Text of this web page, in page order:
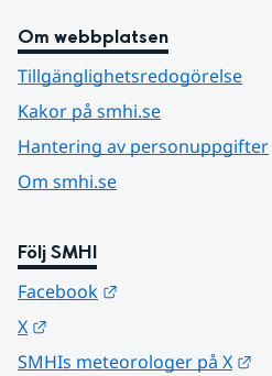
Om webbplatsen
Tillgänglighetsredogörelse
Kakor på smhi.se
Hantering av personuppgifter
Om smhi.se
Följ SMHI
Facebook
X
SMHIs meteorologer på X